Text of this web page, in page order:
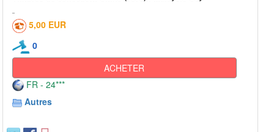
5,00 EUR
0
ACHETER
FR - 24***
Autres